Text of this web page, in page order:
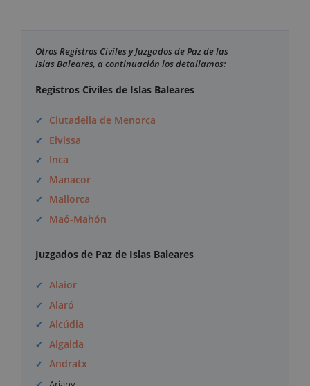
Otros Registros Civiles y Juzgados de Paz de las
Islas Baleares, a continuación los detallamos:
Registros Civiles de Islas Baleares
Ciutadella de Menorca
Eivissa
Inca
Manacor
Mallorca
Maó-Mahón
Juzgados de Paz de Islas Baleares
Alaior
Alaró
Alcúdia
Algaida
Andratx